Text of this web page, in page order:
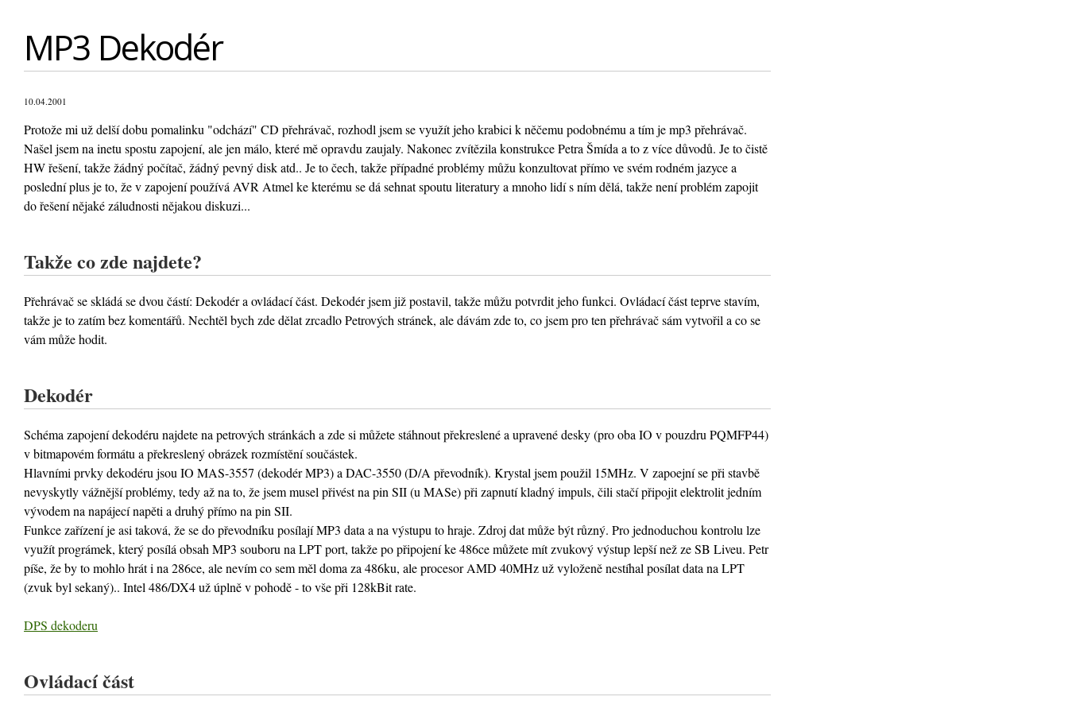
MP3 Dekodér
10.04.2001
Protože mi už delší dobu pomalinku "odchází" CD přehrávač, rozhodl jsem se využít jeho krabici k něčemu podobnému a tím je mp3 přehrávač.
Našel jsem na inetu spostu zapojení, ale jen málo, které mě opravdu zaujaly. Nakonec zvítězila konstrukce Petra Šmída a to z více důvodů. Je to čistě
HW řešení, takže žádný počítač, žádný pevný disk atd.. Je to čech, takže případné problémy můžu konzultovat přímo ve svém rodném jazyce a
poslední plus je to, že v zapojení používá AVR Atmel ke kterému se dá sehnat spoutu literatury a mnoho lidí s ním dělá, takže není problém zapojit
do řešení nějaké záludnosti nějakou diskuzi...
Takže co zde najdete?
Přehrávač se skládá se dvou částí: Dekodér a ovládací část. Dekodér jsem již postavil, takže můžu potvrdit jeho funkci. Ovládací část teprve stavím,
takže je to zatím bez komentářů. Nechtěl bych zde dělat zrcadlo Petrových stránek, ale dávám zde to, co jsem pro ten přehrávač sám vytvořil a co se
vám může hodit.
Dekodér
Schéma zapojení dekodéru najdete na petrových stránkách a zde si můžete stáhnout překreslené a upravené desky (pro oba IO v pouzdru PQMFP44)
v bitmapovém formátu a překreslený obrázek rozmístění součástek.
Hlavními prvky dekodéru jsou IO MAS-3557 (dekodér MP3) a DAC-3550 (D/A převodník). Krystal jsem použil 15MHz. V zapoejní se při stavbě
nevyskytly vážnější problémy, tedy až na to, že jsem musel přivést na pin SII (u MASe) při zapnutí kladný impuls, čili stačí připojit elektrolit jedním
vývodem na napájecí napěti a druhý přímo na pin SII.
Funkce zařízení je asi taková, že se do převodníku posílají MP3 data a na výstupu to hraje. Zdroj dat může být různý. Pro jednoduchou kontrolu lze
využít prográmek, který posílá obsah MP3 souboru na LPT port, takže po připojení ke 486ce můžete mít zvukový výstup lepší než ze SB Liveu. Petr
píše, že by to mohlo hrát i na 286ce, ale nevím co sem měl doma za 486ku, ale procesor AMD 40MHz už vyloženě nestíhal posílat data na LPT
(zvuk byl sekaný).. Intel 486/DX4 už úplně v pohodě - to vše při 128kBit rate.
DPS dekoderu
Ovládací část